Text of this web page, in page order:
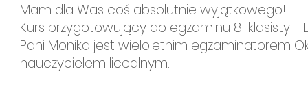
Mam dla Was coś absolutnie wyjątkowego!
Kurs przygotowujący do egzaminu 8-klasisty -
Pani Monika jest wieloletnim egzaminatorem
nauczycielem licealnym.